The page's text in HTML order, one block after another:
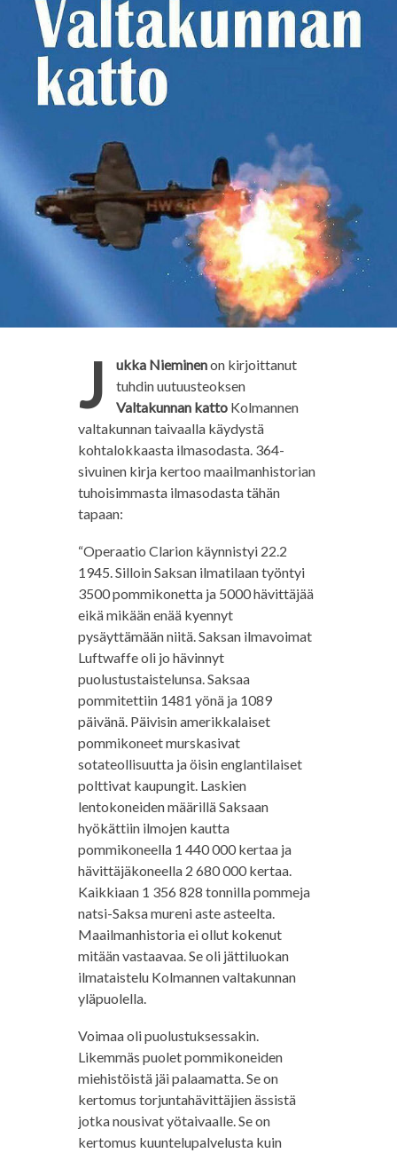
J ukka Nieminenon kirjoittanut
tuhdin uutuusteoksen
Valtakunnan kattoKolmannen
valtakunnan taivaalla käydystä
kohtalokkaasta ilmasodasta. 364-
sivuinen kirja kertoo maailmanhistorian
tuhoisimmasta ilmasodasta tähän
tapaan:
“Operaatio Clarion käynnistyi 22.2
1945. Silloin Saksan ilmatilaan työntyi
3500 pommikonetta ja 5000 hävittäjää
eikä mikään enää kyennyt
pysäyttämään niitä. Saksan ilmavoimat
Luftwaffe oli jo hävinnyt
puolustustaistelunsa. Saksaa
pommitettiin 1481 yönä ja 1089
päivänä. Päivisin amerikkalaiset
pommikoneet murskasivat
sotateollisuutta ja öisin englantilaiset
polttivat kaupungit. Laskien
lentokoneiden määrillä Saksaan
hyökättiin ilmojen kautta
pommikoneella 1 440 000 kertaa ja
hävittäjäkoneella 2 680 000 kertaa.
Kaikkiaan 1 356 828 tonnilla pommeja
natsi-Saksa mureni aste asteelta.
Maailmanhistoria ei ollut kokenut
mitään vastaavaa. Se oli jättiluokan
ilmataistelu Kolmannen valtakunnan
yläpuolella.
Voimaa oli puolustuksessakin.
Likemmäs puolet pommikoneiden
miehistöistä jäi palaamatta. Se on
kertomus torjuntahävittäjien ässistä
jotka nousivat yötaivaalle. Se on
kertomus kuuntelupalvelusta kuin